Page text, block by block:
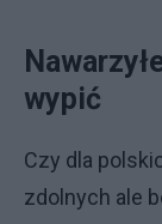
wypić
Czy dla
zdolnych ale